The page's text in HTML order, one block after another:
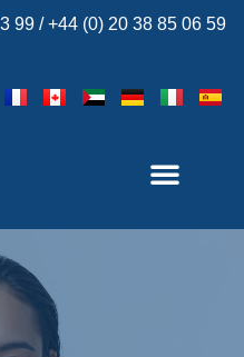
99 / +44 (0) 20 38 85 06 59